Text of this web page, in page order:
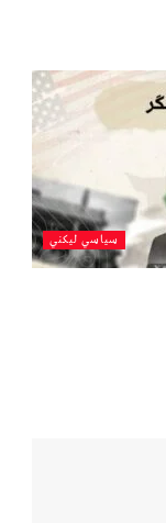
سیاسي لیکني